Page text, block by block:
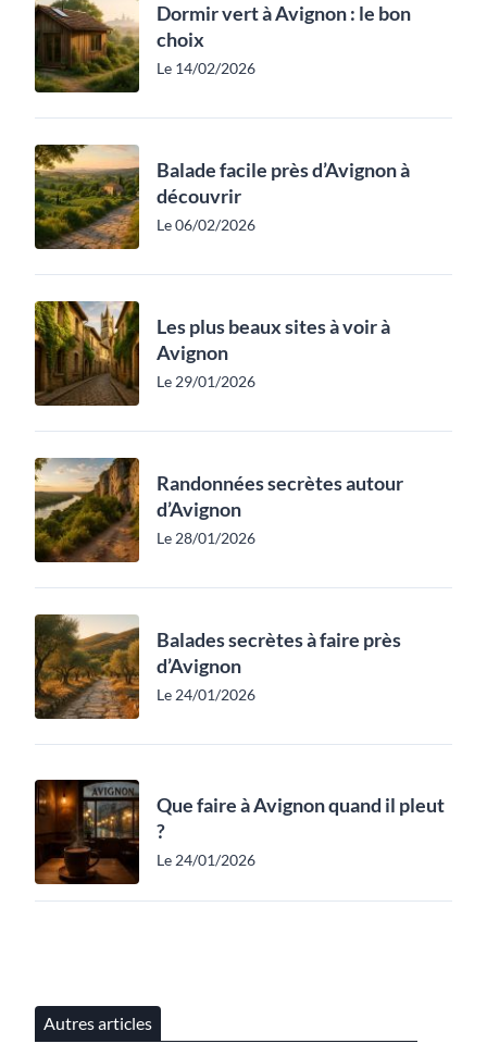
Dormir vert à Avignon : le bon
choix
Le 14/02/2026
Balade facile près d’Avignon à
découvrir
Le 06/02/2026
Les plus beaux sites à voir à
Avignon
Le 29/01/2026
Randonnées secrètes autour
d’Avignon
Le 28/01/2026
Balades secrètes à faire près
d’Avignon
Le 24/01/2026
Que faire à Avignon quand il pleut
?
Le 24/01/2026
Autres articles